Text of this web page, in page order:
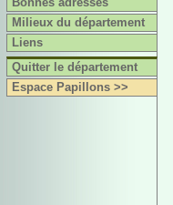
Milieux du département
Liens
Quitter le département
Espace Papillons >>